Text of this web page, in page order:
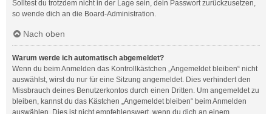
Solltest du trotzdem nicht in der Lage sein, dein Passwort zurückzusetzen,
so wende dich an die Board-Administration.
Nach oben
Warum werde ich automatisch abgemeldet?
Wenn du beim Anmelden das Kontrollkästchen „Angemeldet bleiben“ nicht
auswählst, wirst du nur für eine Sitzung angemeldet. Dies verhindert den
Missbrauch deines Benutzerkontos durch einen Dritten. Um angemeldet zu
bleiben, kannst du das Kästchen „Angemeldet bleiben“ beim Anmelden
auswählen. Dies ist nicht empfehlenswert, wenn du dich an einem